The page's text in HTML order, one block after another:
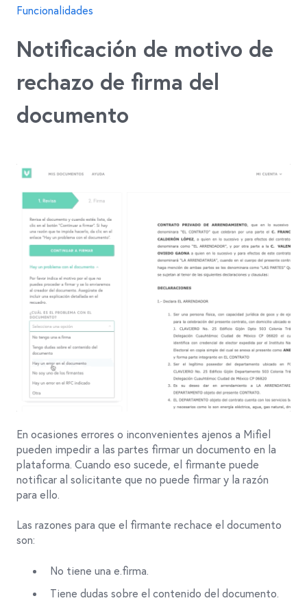
Funcionalidades
Notificación de motivo de
rechazo de firma del
documento
En ocasiones errores o inconvenientes ajenos a Mifiel
pueden impedir a las partes firmar un documento en la
plataforma. Cuando eso sucede, el firmante puede
notificar al solicitante que no puede firmar y la razón
para ello.
Las razones para que el firmante rechace el documento
son:
No tiene una e.firma.
Tiene dudas sobre el contenido del documento.